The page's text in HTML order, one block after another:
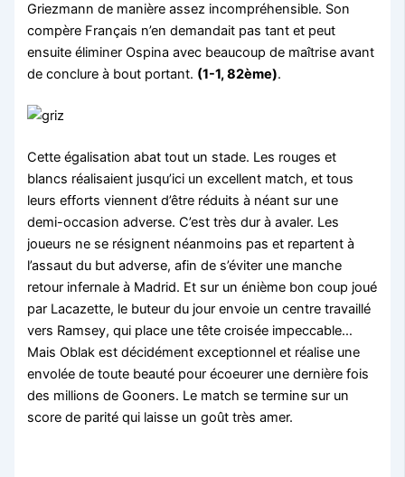
Griezmann de manière assez incompréhensible. Son
compère Français n’en demandait pas tant et peut
ensuite éliminer Ospina avec beaucoup de maîtrise avant
de conclure à bout portant. (1-1, 82ème).
Cette égalisation abat tout un stade. Les rouges et
blancs réalisaient jusqu’ici un excellent match, et tous
leurs efforts viennent d’être réduits à néant sur une
demi-occasion adverse. C’est très dur à avaler. Les
joueurs ne se résignent néanmoins pas et repartent à
l’assaut du but adverse, afin de s’éviter une manche
retour infernale à Madrid. Et sur un énième bon coup joué
par Lacazette, le buteur du jour envoie un centre travaillé
vers Ramsey, qui place une tête croisée impeccable…
Mais Oblak est décidément exceptionnel et réalise une
envolée de toute beauté pour écoeurer une dernière fois
des millions de Gooners. Le match se termine sur un
score de parité qui laisse un goût très amer.